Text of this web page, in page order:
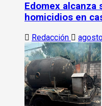
Edomex alcanza
homicidios en
Redacción